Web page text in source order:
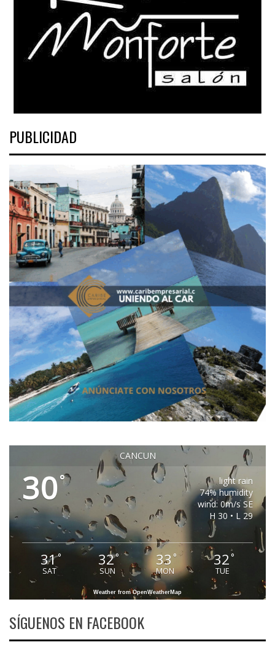
PUBLICIDAD
CANCUN
30°
light rain
74% humidity
wind: 0m/s SE
H 30 • L 29
31°
SAT
32°
SUN
33 °
MON
32°
TUE
Weather from OpenWeatherMap
SÍGUENOS EN FACEBOOK